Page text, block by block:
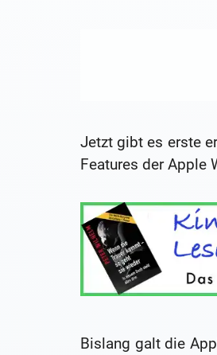
Jetzt gibt es erste
Features der Apple
Bislang galt die